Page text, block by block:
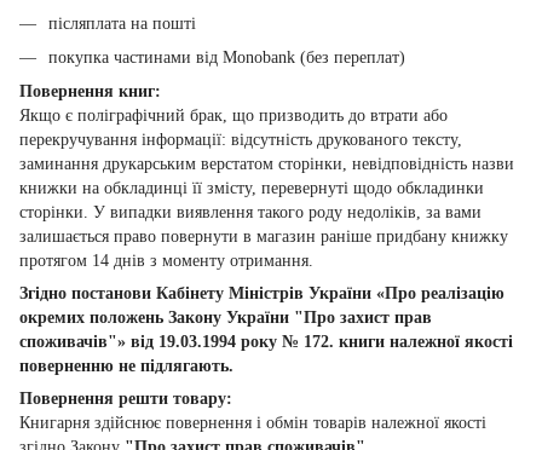
післяплата на пошті
покупка частинами від Monobank (без переплат)
Повернення книг:
Якщо є поліграфічний брак, що призводить до втрати або
перекручування інформації: відсутність друкованого тексту,
заминання друкарським верстатом сторінки, невідповідність назви
книжки на обкладинці її змісту, перевернуті щодо обкладинки
сторінки. У випадки виявлення такого роду недоліків, за вами
залишається право повернути в магазин раніше придбану книжку
протягом 14 днів з моменту отримання.
Згідно постанови Кабінету Міністрів України «Про реалізацію
окремих положень Закону України "Про захист прав
споживачів"» від 19.03.1994 року № 172. книги належної якості
поверненню не підлягають.
Повернення решти товару:
Книгарня здійснює повернення і обмін товарів належної якості